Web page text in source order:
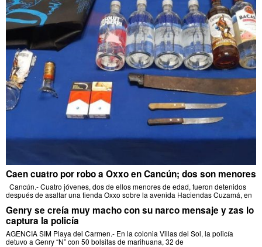
Caen cuatro por robo a Oxxo en Cancún; dos son menores
Cancún.- Cuatro jóvenes, dos de ellos menores de edad, fueron detenidos
después de asaltar una tienda Oxxo sobre la avenida Haciendas Cuzamá, en
Genry se creía muy macho con su narco mensaje y zas lo
captura la policía
AGENCIA SIM Playa del Carmen.- En la colonia Villas del Sol, la policía
detuvo a Genry “N” con 50 bolsitas de marihuana, 32 de